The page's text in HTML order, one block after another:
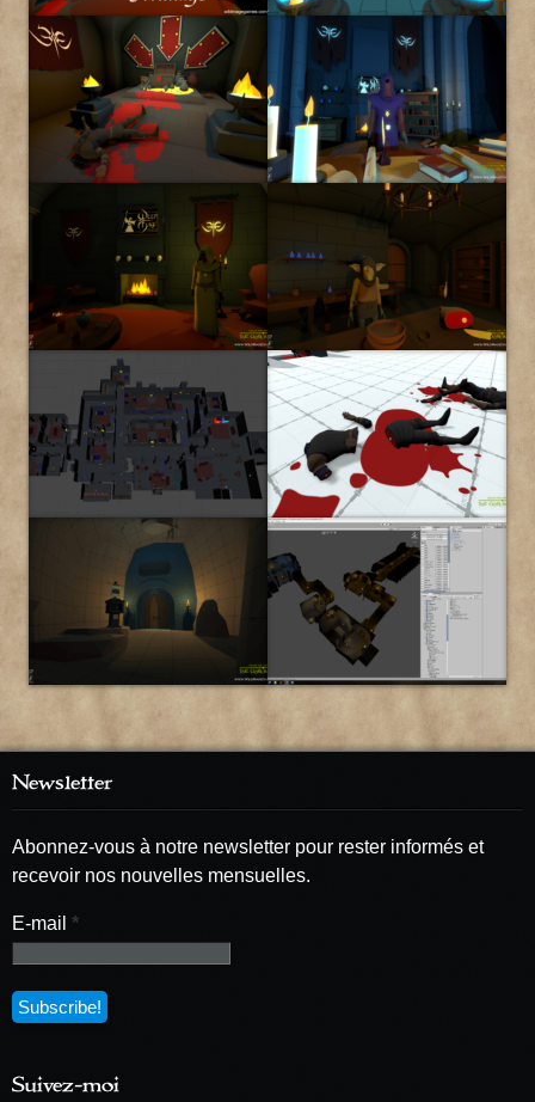
Newsletter
Abonnez-vous à notre newsletter pour rester informés et
recevoir nos nouvelles mensuelles.
E-mail *
Suivez-moi